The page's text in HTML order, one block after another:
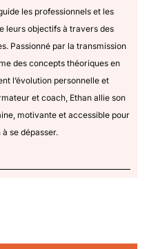
les professionnels et les
leurs objectifs à travers des
Passionné par la transmission
des concepts théoriques en
l’évolution personnelle et
et coach, Ethan allie son
motivante et accessible pour
se dépasser.